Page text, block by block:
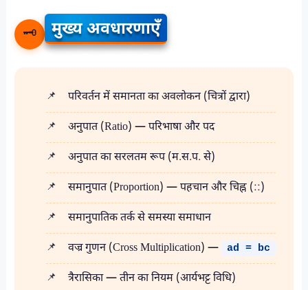
🗝️ मुख्य अवधारणाएँ
परिवर्तन में समानता का अवलोकन (चित्रों द्वारा)
अनुपात (Ratio) — परिभाषा और पद
अनुपात का सरलतम रूप (म.स.प. से)
समानुपात (Proportion) — पहचान और चिह्न (::)
समानुपातिक तर्क से समस्या समाधान
वज्र गुणन (Cross Multiplication) — ad = bc
त्रैरासिका — तीन का नियम (आर्यभट्ट विधि)